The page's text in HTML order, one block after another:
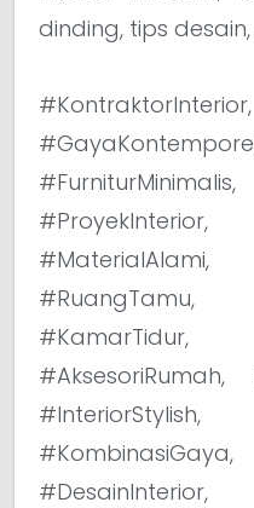
dinding, tips
#ProyekInterior,
#RuangTamu,
#KamarTidur,
#AksesoriRumah,